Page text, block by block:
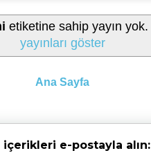
etiketine sahip yayın yok.
yayınları göster
Ana Sayfa
içerikleri e-postayla alın: